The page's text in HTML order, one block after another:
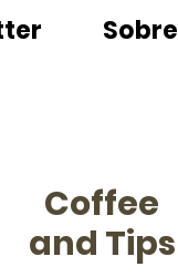
Sobre
Coffee
and Tips